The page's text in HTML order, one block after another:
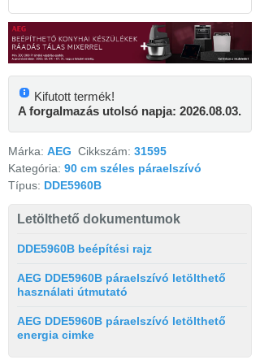
Kifutott termék!
A forgalmazás utolsó napja: 2026.08.03.
Márka: AEG Cikkszám: 31595
Kategória: 90 cm széles páraelszívó
Típus: DDE5960B
Letölthető dokumentumok
DDE5960B beépítési rajz
AEG DDE5960B páraelszívó letölthető
használati útmutató
AEG DDE5960B páraelszívó letölthető
energia cimke